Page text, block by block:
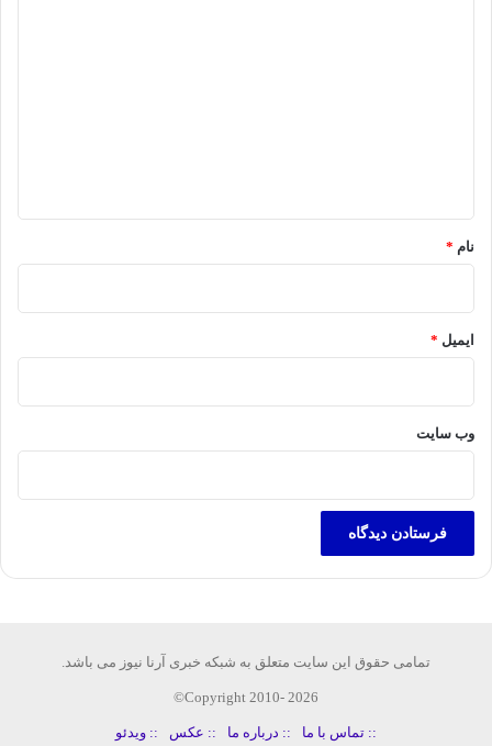
نام *
ایمیل *
وب‌ سایت
تمامی حقوق این سایت متعلق به شبکه خبری آرنا نیوز می باشد.
Copyright 2010- 2026©
:: تماس با ما :: درباره ما :: عکس :: ویدئو